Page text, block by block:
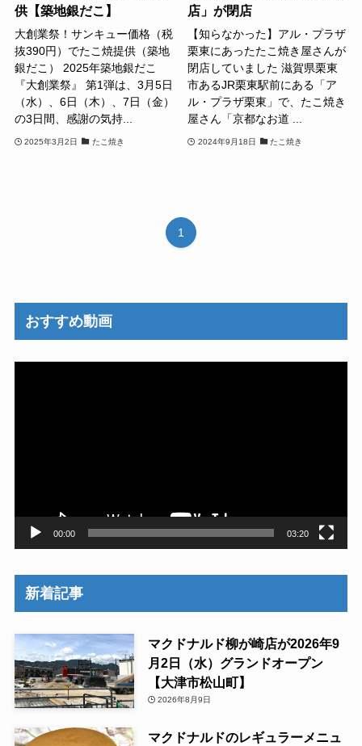
供【築地銀だこ】
大創業祭！サンキュー価格（税
抜390円）でたこ焼提供（築地
銀だこ） 2025年築地銀だこ
『大創業祭』 第1弾は、3月5日
（水）、6日（木）、7日（金）
の3日間、感謝の気持...
2025年3月2日 たこ焼き
店」が閉店
【知らなかった】アル・プラザ
栗東にあったたこ焼き屋さんが
閉店していました 滋賀県栗東
市あるJR栗東駅前にある「ア
ル・プラザ栗東」で、たこ焼き
屋さん「京都なお道 ...
2024年9月18日 たこ焼き
1
おすすめ動画
00:00 03:20
新着記事
マクドナルド柳が崎店が2026年9
月2日（水）グランドオープン
【大津市松山町】
2026年8月9日
マクドナルドのレギュラーメニュ